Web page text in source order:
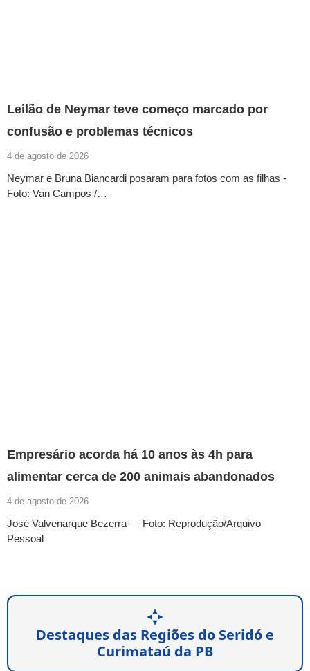
Leilão de Neymar teve começo marcado por
confusão e problemas técnicos
4 de agosto de 2026
Neymar e Bruna Biancardi posaram para fotos com as filhas -
Foto: Van Campos /…
Empresário acorda há 10 anos às 4h para
alimentar cerca de 200 animais abandonados
4 de agosto de 2026
José Valvenarque Bezerra — Foto: Reprodução/Arquivo
Pessoal
Destaques das Regiões do Seridó e
Curimataú da PB